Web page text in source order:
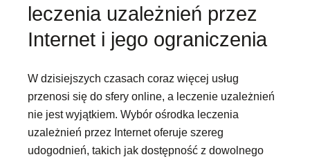
leczenia uzależnień przez
Internet i jego ograniczenia
W dzisiejszych czasach coraz więcej usług
przenosi się do sfery online, a leczenie uzależnień
nie jest wyjątkiem. Wybór ośrodka leczenia
uzależnień przez Internet oferuje szereg
udogodnień, takich jak dostępność z dowolnego